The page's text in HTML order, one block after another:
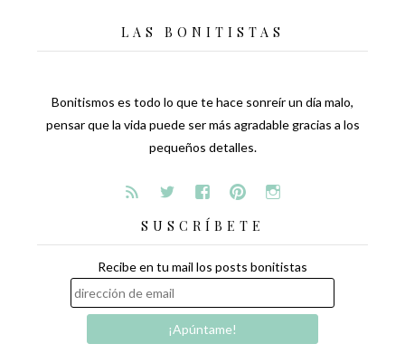
entradasLAS BONITISTAS
Bonitismos es todo lo que te hace sonreír un día malo,
pensar que la vida puede ser más agradable gracias a los
pequeños detalles.
SUSCRÍBETE
Recibe en tu mail los posts bonitistas